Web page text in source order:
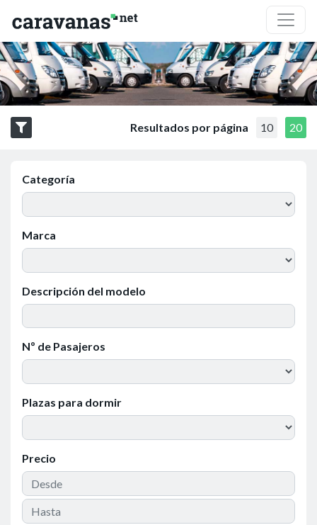
Resultados por página 10 20
Categoría
Marca
Descripción del modelo
Nº de Pasajeros
Plazas para dormir
Precio